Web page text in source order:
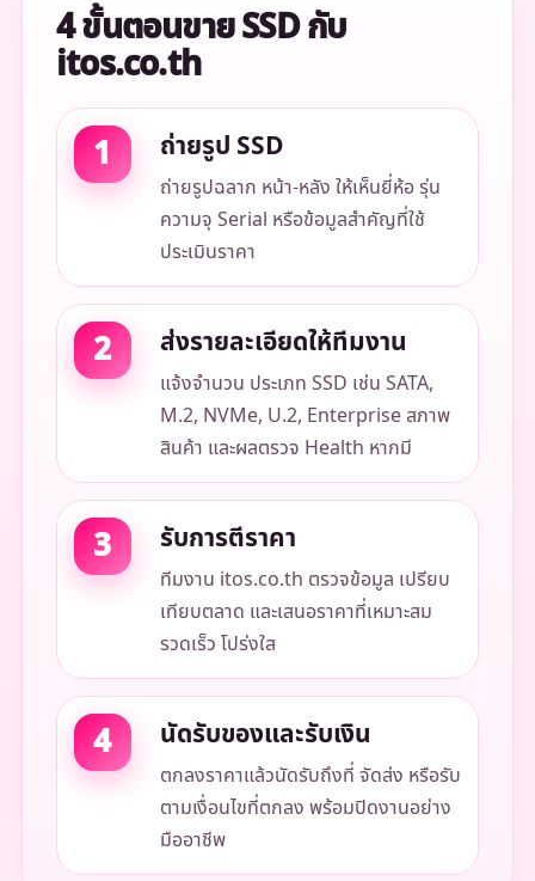
4 ขั้นตอนขาย SSD กับ
itos.co.th
ถ่ายรูป SSD
ถ่ายรูปฉลาก หน้า-หลัง ให้เห็นยี่ห้อ รุ่น
ความจุ Serial หรือข้อมูลสำคัญที่ใช้
ประเมินราคา
ส่งรายละเอียดให้ทีมงาน
แจ้งจำนวน ประเภท SSD เช่น SATA,
M.2, NVMe, U.2, Enterprise สภาพ
สินค้า และผลตรวจ Health หากมี
รับการตีราคา
ทีมงาน itos.co.th ตรวจข้อมูล เปรียบ
เทียบตลาด และเสนอราคาที่เหมาะสม
รวดเร็ว โปร่งใส
นัดรับของและรับเงิน
ตกลงราคาแล้วนัดรับถึงที่ จัดส่ง หรือรับ
ตามเงื่อนไขที่ตกลง พร้อมปิดงานอย่าง
มืออาชีพ